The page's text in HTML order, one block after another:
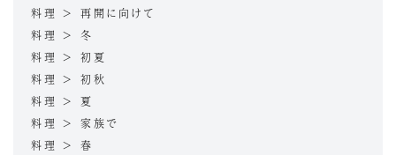
料理 > 再開に向けて
料理 > 冬
料理 > 初夏
料理 > 初秋
料理 > 夏
料理 > 家族で
料理 > 春